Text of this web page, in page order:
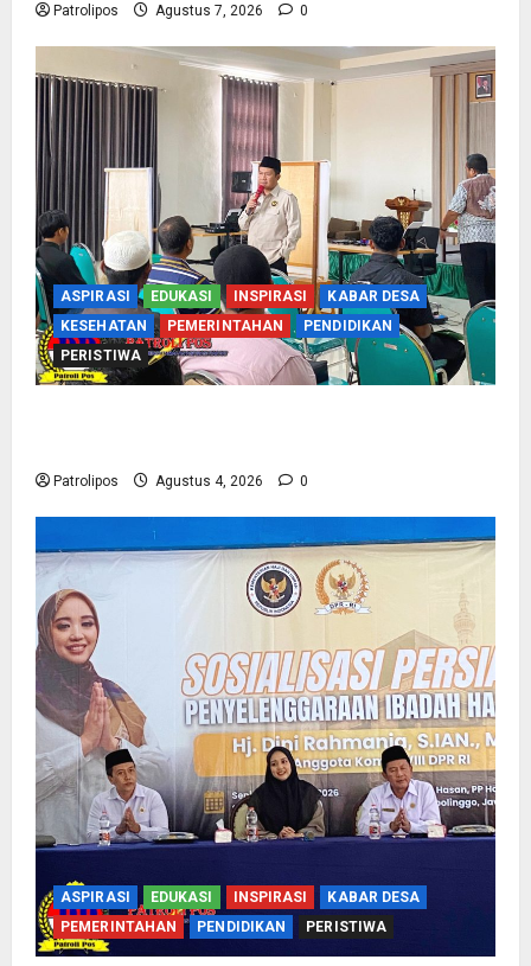
Patrolipos Agustus 7, 2026 0
ASPIRASI EDUKASI INSPIRASI
KABAR DESA
KESEHATAN
PEMERINTAHAN
PENDIDIKAN
PERISTIWA
Patrolipos Agustus 4, 2026 0
ASPIRASI EDUKASI INSPIRASI
KABAR DESA
PEMERINTAHAN
PENDIDIKAN PERISTIWA